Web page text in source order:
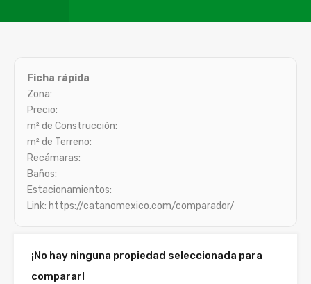
Ficha rápida
Zona:
Precio:
m² de Construcción:
m² de Terreno:
Recámaras:
Baños:
Estacionamientos:
Link: https://catanomexico.com/comparador/
¡No hay ninguna propiedad seleccionada para
comparar!